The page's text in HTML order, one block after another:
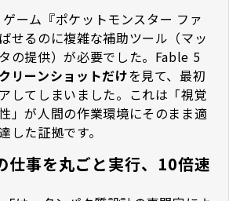
ーム『ポケットモンスター ファ
せるのに複雑な補助ツール（マッ
の提供）が必要でした。Fable 5
リーンショットだけを見て、最初
してしまいました。これは「視覚
」が人間の作業環境にそのまま適
した証拠です。
仕事を丸ごと実行、10倍速